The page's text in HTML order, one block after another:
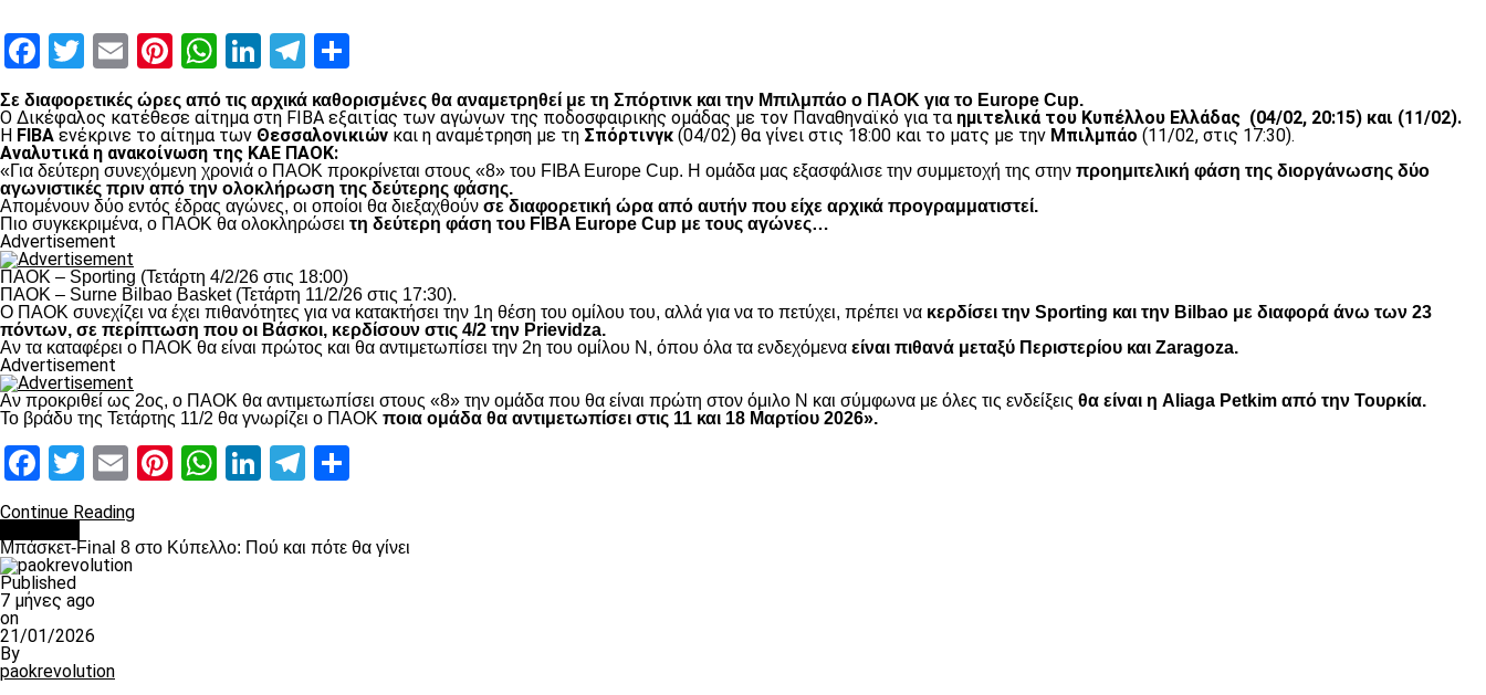
Facebook
Twitter
EmailPinterest
WhatsApp
LinkedIn
Telegram
Σε διαφορετικές ώρες από τις αρχικά καθορισμένες θα αναμετρηθεί με τη Σπόρτινκ και την Μπιλμπάο ο ΠΑΟΚ για το Europe Cup.
Ο Δικέφαλος κατέθεσε αίτημα στη FIBA εξαιτίας των αγώνων της ποδοσφαιρικής ομάδας με τον Παναθηναϊκό για τα ημιτελικά του Κυπέλλου Ελλάδας (04/02, 20:15) και (11/02).
Η FIBA ενέκρινε το αίτημα των Θεσσαλονικιών και η αναμέτρηση με τη Σπόρτινγκ (04/02) θα γίνει στις 18:00 και το ματς με την Μπιλμπάο (11/02, στις 17:30).
Αναλυτικά η ανακοίνωση της ΚΑΕ ΠΑΟΚ:
«Για δεύτερη συνεχόμενη χρονιά ο ΠΑΟΚ προκρίνεται στους «8» του FIBA Europe Cup. H ομάδα μας εξασφάλισε την συμμετοχή της στην προημιτελική φάση της διοργάνωσης δύο
αγωνιστικές πριν από την ολοκλήρωση της δεύτερης φάσης.
Απομένουν δύο εντός έδρας αγώνες, οι οποίοι θα διεξαχθούν σε διαφορετική ώρα από αυτήν που είχε αρχικά προγραμματιστεί.
Πιο συγκεκριμένα, ο ΠΑΟΚ θα ολοκληρώσει τη δεύτερη φάση του FIBA Europe Cup με τους αγώνες…
Advertisement
ΠΑΟΚ – Sporting (Τετάρτη 4/2/26 στις 18:00)
ΠΑΟΚ – Surne Bilbao Basket (Τετάρτη 11/2/26 στις 17:30).
Ο ΠΑΟΚ συνεχίζει να έχει πιθανότητες για να κατακτήσει την 1η θέση του ομίλου του, αλλά για να το πετύχει, πρέπει να κερδίσει την Sporting και την Bilbao με διαφορά άνω των 23
πόντων, σε περίπτωση που οι Βάσκοι, κερδίσουν στις 4/2 την Prievidza.
Αν τα καταφέρει ο ΠΑΟΚ θα είναι πρώτος και θα αντιμετωπίσει την 2η του ομίλου Ν, όπου όλα τα ενδεχόμενα είναι πιθανά μεταξύ Περιστερίου και Zaragoza.
Advertisement
Αν προκριθεί ως 2ος, ο ΠΑΟΚ θα αντιμετωπίσει στους «8» την ομάδα που θα είναι πρώτη στον όμιλο Ν και σύμφωνα με όλες τις ενδείξεις θα είναι η Aliaga Petkim από την Τουρκία.
Το βράδυ της Τετάρτης 11/2 θα γνωρίζει ο ΠΑΟΚ ποια ομάδα θα αντιμετωπίσει στις 11 και 18 Μαρτίου 2026».
Facebook
Twitter
EmailPinterest
WhatsApp
LinkedIn
Telegram
Continue Reading
Μπάσκετ-Final 8 στο Κύπελλο: Πού και πότε θα γίνει
Published
7 μήνες ago
on
21/01/2026
By
paokrevolution